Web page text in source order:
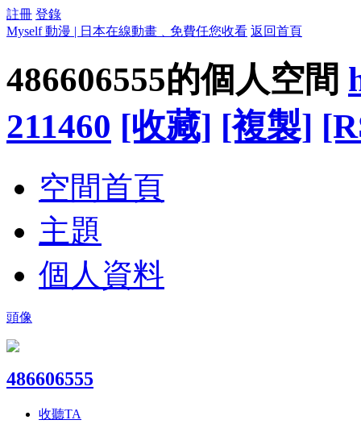
註冊 登錄
Myself 動漫 | 日本在線動畫﹑免費任您收看 返回首頁
486606555的個人空間
211460 [收藏] [複製]
空間首頁
主題
個人資料
頭像
486606555
收聽TA